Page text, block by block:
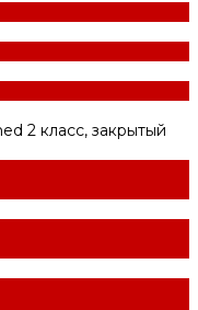
2 класс, закрытый